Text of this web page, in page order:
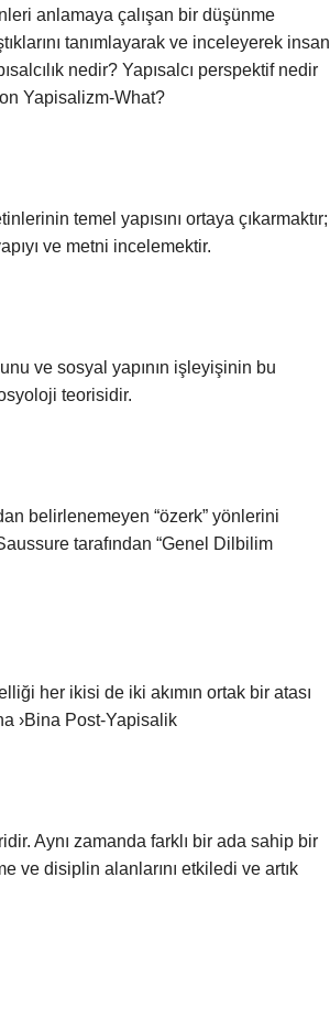
anlamaya çalışan bir düşünme
tanımlayarak ve inceleyerek insan
nedir? Yapısalcı perspektif nedir
Yapisalizm-What?
temel yapısını ortaya çıkarmaktır;
ve metni incelemektir.
ve sosyal yapının işleyişinin bu
teorisidir.
belirlenemeyen “özerk” yönlerini
tarafından “Genel Dilbilim
her ikisi de iki akımın ortak bir atası
›Bina Post-Yapisalik
Aynı zamanda farklı bir ada sahip bir
ve disiplin alanlarını etkiledi ve artık